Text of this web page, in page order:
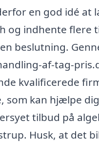
en god idé at
og indhente flere
beslutning.
af-tag-
kvalificerede
som kan hjælpe
tilbud på
Husk, at det